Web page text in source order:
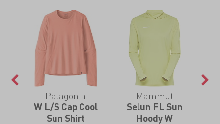
Patagonia
W L/S Cap Cool
Sun Shirt
Mammut
Selun FL Sun
Hoody W